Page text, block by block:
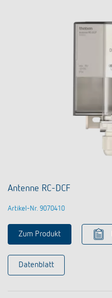
Antenne RC-DCF
Artikel-Nr. 9070410
Zum Produkt
Datenblatt